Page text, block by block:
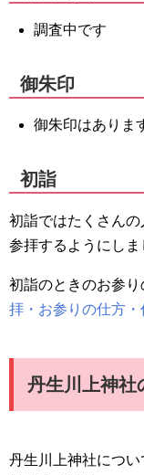
調査中です
御朱印
御朱印はありま
初詣
初詣ではたくさん
参拝するようにしま
初詣のときのお参
拝・お参りの仕方・
丹生川上神社
丹生川上神社につ